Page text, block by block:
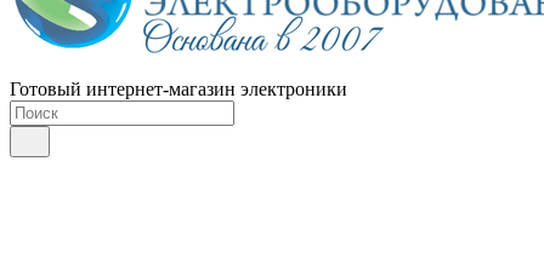
Готовый интернет-магазин электроники